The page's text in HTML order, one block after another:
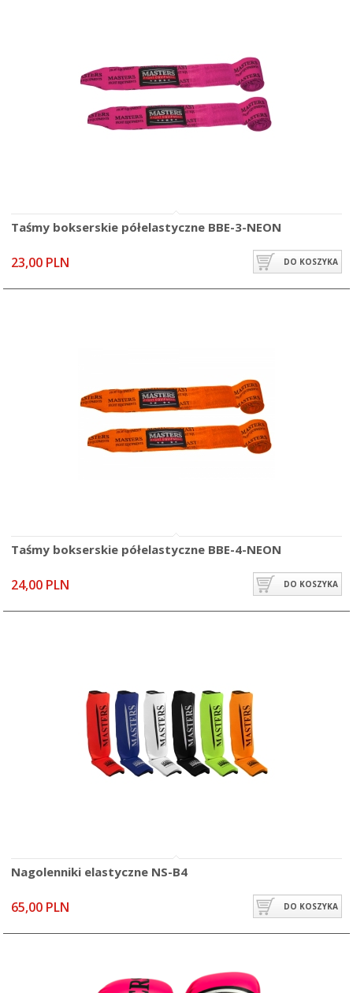
Taśmy bokserskie półelastyczne BBE-3-NEON
23,00 PLN DO KOSZYKA
Taśmy bokserskie półelastyczne BBE-4-NEON
24,00 PLN DO KOSZYKA
Nagolenniki elastyczne NS-B4
65,00 PLN DO KOSZYKA